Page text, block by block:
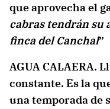
que aprovecha el
cabras tendrán su
finca del Canchal”
AGUA CALAERA.
constante. Es la
una temporada de